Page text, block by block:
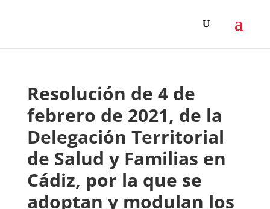
Resolución de 4 de
febrero de 2021, de la
Delegación Territorial
de Salud y Familias en
Cádiz, por la que se
adoptan y modulan los